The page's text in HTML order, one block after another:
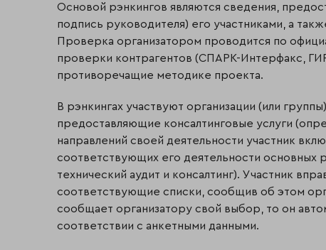
Основой рэнкингов являются сведения,
подпись руководителя) его участниками, а
Проверка организатором проводится по
проверки контрагентов (СПАРК-Интерфакс,
противоречащие методике проекта.
В рэнкингах участвуют организации (или
предоставляющие консалтинговые услуги
направлений своей деятельности участник
соответствующих его деятельности основных
технический аудит и консалтинг). Участник
соответствующие списки, сообщив об этом
сообщает организатору свой выбор, то он
соответствии с анкетными данными.